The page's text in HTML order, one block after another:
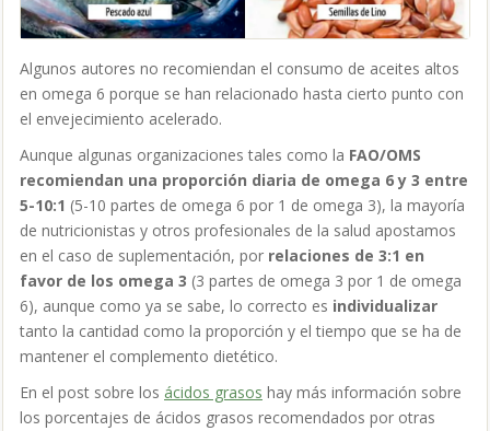
Algunos autores no recomiendan el consumo de aceites altos
en omega 6 porque se han relacionado hasta cierto punto con
el envejecimiento acelerado.
Aunque algunas organizaciones tales como la FAO/OMS
recomiendan una proporción diaria de omega 6 y 3 entre
5-10:1 (5-10 partes de omega 6 por 1 de omega 3), la mayoría
de nutricionistas y otros profesionales de la salud apostamos
en el caso de suplementación, por relaciones de 3:1 en
favor de los omega 3 (3 partes de omega 3 por 1 de omega
6), aunque como ya se sabe, lo correcto es individualizar
tanto la cantidad como la proporción y el tiempo que se ha de
mantener el complemento dietético.
En el post sobre los ácidos grasos hay más información sobre
los porcentajes de ácidos grasos recomendados por otras